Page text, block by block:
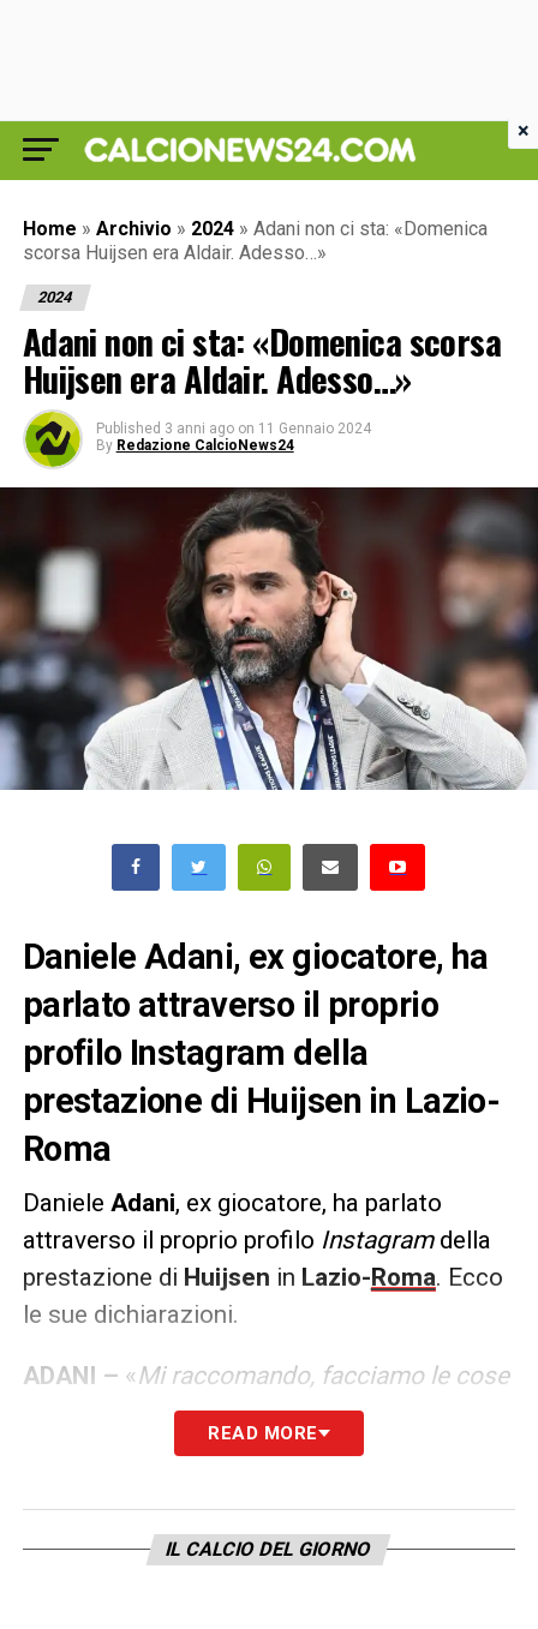
Home » Archivio » 2024 » Adani non ci sta: «Domenica
scorsa Huijsen era Aldair. Adesso…»
2024
Adani non ci sta: «Domenica scorsa
Huijsen era Aldair. Adesso…»
Published 3 anni ago on 11 Gennaio 2024
By Redazione CalcioNews24
Daniele Adani, ex giocatore, ha
parlato attraverso il proprio
profilo Instagram della
prestazione di Huijsen in Lazio-
Roma
Daniele Adani, ex giocatore, ha parlato
attraverso il proprio profilo Instagram della
prestazione di Huijsen in Lazio-Roma. Ecco
le sue dichiarazioni.
ADANI – «Mi raccomando, facciamo le cose
che riescono meglio nel nostro Paese…
Domenica Huijsen era Aldair per come ha
Ora ha dato una legnata e ha causato il
READ MORE
IL CALCIO DEL GIORNO
×